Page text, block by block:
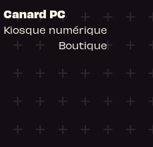
Canard PC
Kiosque numérique
Boutique
les